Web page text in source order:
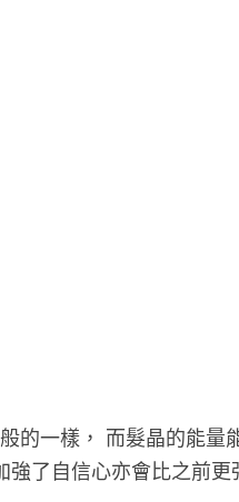
的一樣， 而髮晶的能量
了自信心亦會比之前